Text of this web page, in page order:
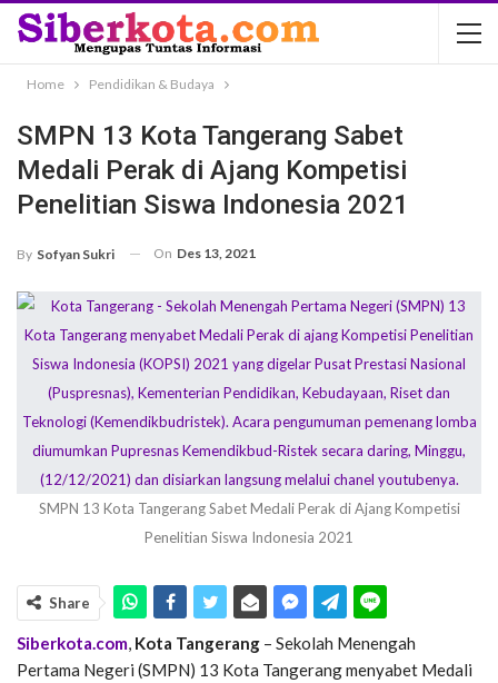
Home Pendidikan & Budaya
SMPN 13 Kota Tangerang Sabet
Medali Perak di Ajang Kompetisi
Penelitian Siswa Indonesia 2021
By Sofyan Sukri On Des 13, 2021
SMPN 13 Kota Tangerang Sabet Medali Perak di Ajang Kompetisi
Penelitian Siswa Indonesia 2021
Share
Siberkota.com, Kota Tangerang – Sekolah Menengah
Pertama Negeri (SMPN) 13 Kota Tangerang menyabet Medali